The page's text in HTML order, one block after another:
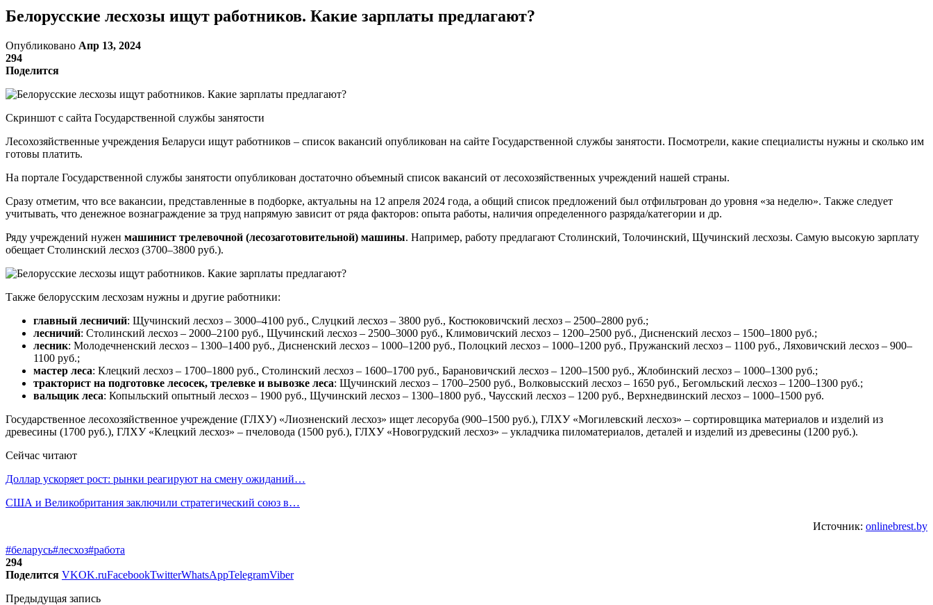
Белорусские лесхозы ищут работников. Какие зарплаты предлагают?
Опубликовано Апр 13, 2024
294
Поделится
Скриншот с сайта Государственной службы занятости
Лесохозяйственные учреждения Беларуси ищут работников – список вакансий опубликован на сайте Государственной службы занятости. Посмотрели, какие специалисты нужны и сколько им
готовы платить.
На портале Государственной службы занятости опубликован достаточно объемный список вакансий от лесохозяйственных учреждений нашей страны.
Сразу отметим, что все вакансии, представленные в подборке, актуальны на 12 апреля 2024 года, а общий список предложений был отфильтрован до уровня «за неделю». Также следует
учитывать, что денежное вознаграждение за труд напрямую зависит от ряда факторов: опыта работы, наличия определенного разряда/категории и др.
Ряду учреждений нужен машинист трелевочной (лесозаготовительной) машины. Например, работу предлагают Столинский, Толочинский, Щучинский лесхозы. Самую высокую зарплату
обещает Столинский лесхоз (3700–3800 руб.).
Также белорусским лесхозам нужны и другие работники:
главный лесничий: Щучинский лесхоз – 3000–4100 руб., Слуцкий лесхоз – 3800 руб., Костюковичский лесхоз – 2500–2800 руб.;
лесничий: Столинский лесхоз – 2000–2100 руб., Щучинский лесхоз – 2500–3000 руб., Климовичский лесхоз – 1200–2500 руб., Дисненский лесхоз – 1500–1800 руб.;
лесник: Молодечненский лесхоз – 1300–1400 руб., Дисненский лесхоз – 1000–1200 руб., Полоцкий лесхоз – 1000–1200 руб., Пружанский лесхоз – 1100 руб., Ляховичский лесхоз – 900–
1100 руб.;
мастер леса: Клецкий лесхоз – 1700–1800 руб., Столинский лесхоз – 1600–1700 руб., Барановичский лесхоз – 1200–1500 руб., Жлобинский лесхоз – 1000–1300 руб.;
тракторист на подготовке лесосек, трелевке и вывозке леса: Щучинский лесхоз – 1700–2500 руб., Волковысский лесхоз – 1650 руб., Бегомльский лесхоз – 1200–1300 руб.;
вальщик леса: Копыльский опытный лесхоз – 1900 руб., Щучинский лесхоз – 1300–1800 руб., Чаусский лесхоз – 1200 руб., Верхнедвинский лесхоз – 1000–1500 руб.
Государственное лесохозяйственное учреждение (ГЛХУ) «Лиозненский лесхоз» ищет лесоруба (900–1500 руб.), ГЛХУ «Могилевский лесхоз» – сортировщика материалов и изделий из
древесины (1700 руб.), ГЛХУ «Клецкий лесхоз» – пчеловода (1500 руб.), ГЛХУ «Новогрудский лесхоз» – укладчика пиломатериалов, деталей и изделий из древесины (1200 руб.).
Сейчас читают
Доллар ускоряет рост: рынки реагируют на смену ожиданий…
США и Великобритания заключили стратегический союз в…
Источник: onlinebrest.by
#беларусь#лесхоз#работа
294
Поделится VKOK.ruFacebookTwitterWhatsAppTelegramViber
Предыдущая запись